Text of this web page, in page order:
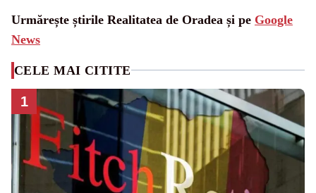
Urmărește știrile Realitatea de Oradea și pe Google
News
CELE MAI CITITE
1